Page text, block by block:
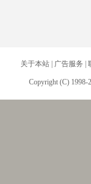
关于本站| 广告服务
Copyright (C) 1998-